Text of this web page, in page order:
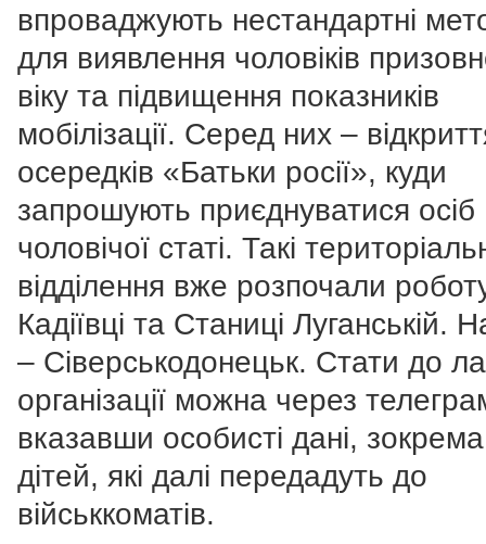
впроваджують нестандартні
для виявлення чоловіків
віку та підвищення показників
мобілізації. Серед них –
осередків «Батьки росії», куди
запрошують приєднуватися осіб
чоловічої статі. Такі
відділення вже розпочали
Кадіївці та Станиці Луганській.
– Сіверськодонецьк. Стати до
організації можна через
вказавши особисті дані,
дітей, які далі передадуть до
військкоматів.